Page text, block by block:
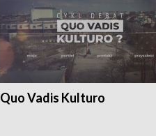
Quo Vadis Kulturo